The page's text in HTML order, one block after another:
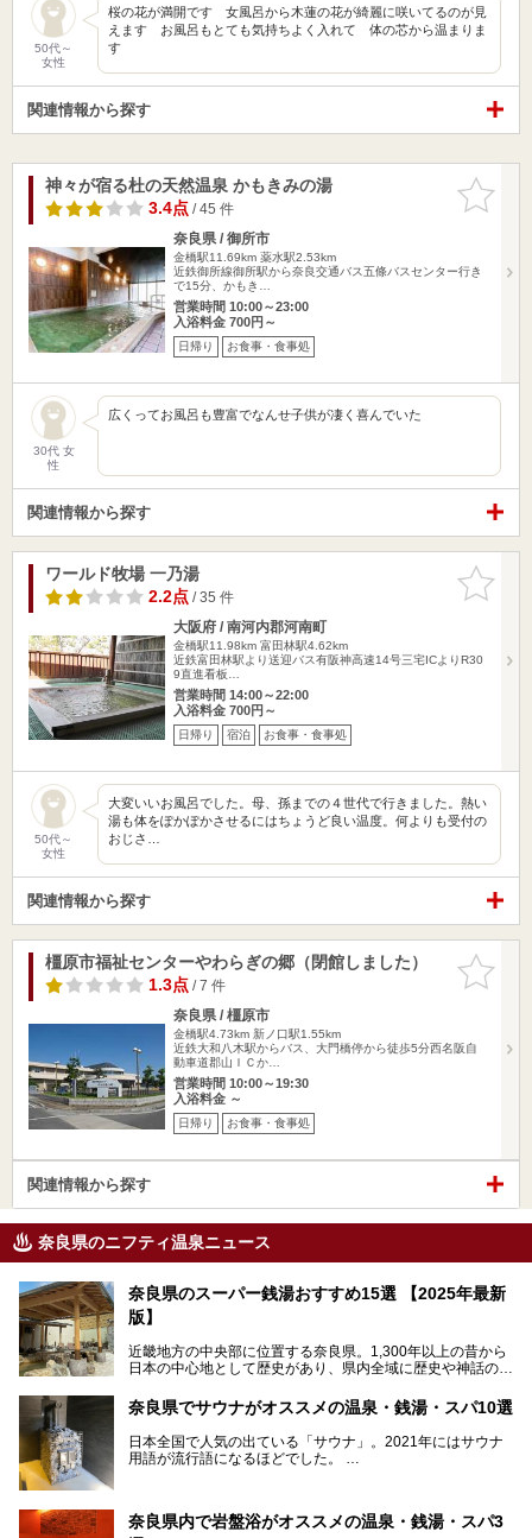
50代～
女性
桜の花が満開です 女風呂から木蓮の花が綺麗に咲いてるのが見
えます お風呂もとても気持ちよく入れて 体の芯から温まりま
す
関連情報から探す
お気に入
りに追加
神々が宿る杜の天然温泉 かもきみの湯
3.4点/ 45 件
奈良県 / 御所市
金橋駅11.69km 薬水駅2.53km
近鉄御所線御所駅から奈良交通バス五條バスセンター行き
で15分、かもき…
営業時間 10:00～23:00
入浴料金 700円～
日帰り お食事・食事処
30代 女
性
広くってお風呂も豊富でなんせ子供が凄く喜んでいた
関連情報から探す
お気に入
りに追加
ワールド牧場 一乃湯
2.2点/ 35 件
大阪府 / 南河内郡河南町
金橋駅11.98km 富田林駅4.62km
近鉄富田林駅より送迎バス有阪神高速14号三宅ICよりR30
9直進看板…
営業時間 14:00～22:00
入浴料金 700円～
日帰り 宿泊 お食事・食事処
50代～
女性
大変いいお風呂でした。母、孫までの４世代で行きました。熱い
湯も体をぽかぽかさせるにはちょうど良い温度。何よりも受付の
おじさ…
関連情報から探す
お気に入
りに追加
橿原市福祉センターやわらぎの郷（閉館しました）
1.3点/ 7 件
奈良県 / 橿原市
金橋駅4.73km 新ノ口駅1.55km
近鉄大和八木駅からバス、大門橋停から徒歩5分西名阪自
動車道郡山ＩＣか…
営業時間 10:00～19:30
入浴料金 ～
日帰り お食事・食事処
関連情報から探す
奈良県のニフティ温泉ニュース
奈良県のスーパー銭湯おすすめ15選 【2025年最新
版】
近畿地方の中央部に位置する奈良県。1,300年以上の昔から
日本の中心地として歴史があり、県内全域に歴史や神話の舞
界遺産があり、古代をそこかしこに感じられる地域です。
そんな奈良県のスーパー銭湯は、便利な街中にある施設か
ら、険しい山中にある秘湯までバラエティ豊か。ここでは、
奈良県で評判のスーパー銭湯をご紹介します。
奈良県でサウナがオススメの温泉・銭湯・スパ10選
日本全国で人気の出ている「サウナ」。2021年にはサウナ
用語が流行語になるほどでした。
奈良県内で岩盤浴がオススメの温泉・銭湯・スパ3